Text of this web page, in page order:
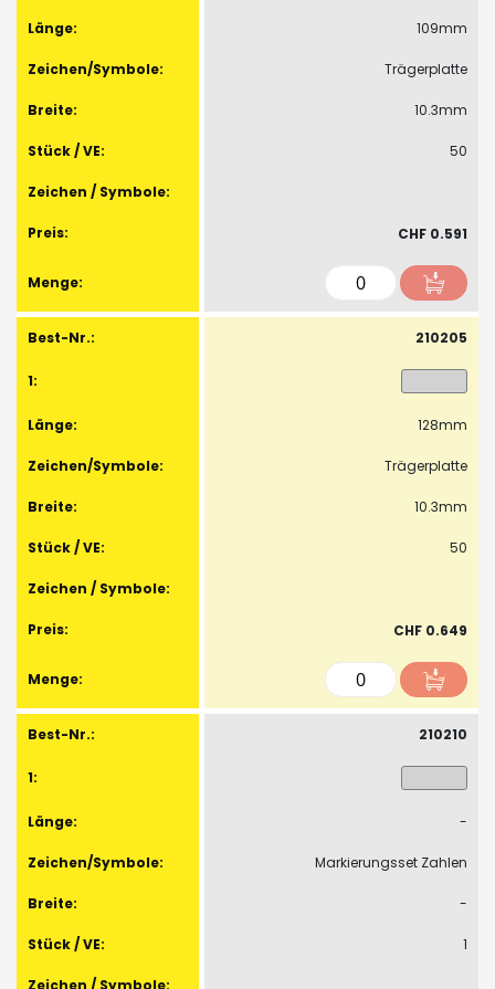
109mm
Trägerplatte
10.3mm
50
CHF 0.591
210205
128mm
Trägerplatte
10.3mm
50
CHF 0.649
210210
-
Markierungsset Zahlen
-
1